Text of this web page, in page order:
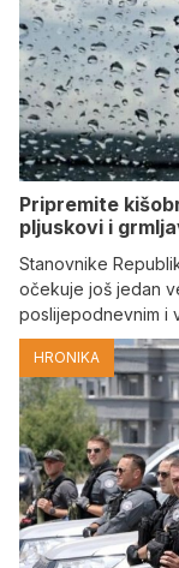
Pripremite
pljuskovi i
Stanovnike
očekuje još jedan
poslijepodnevnim i
HRONIKA